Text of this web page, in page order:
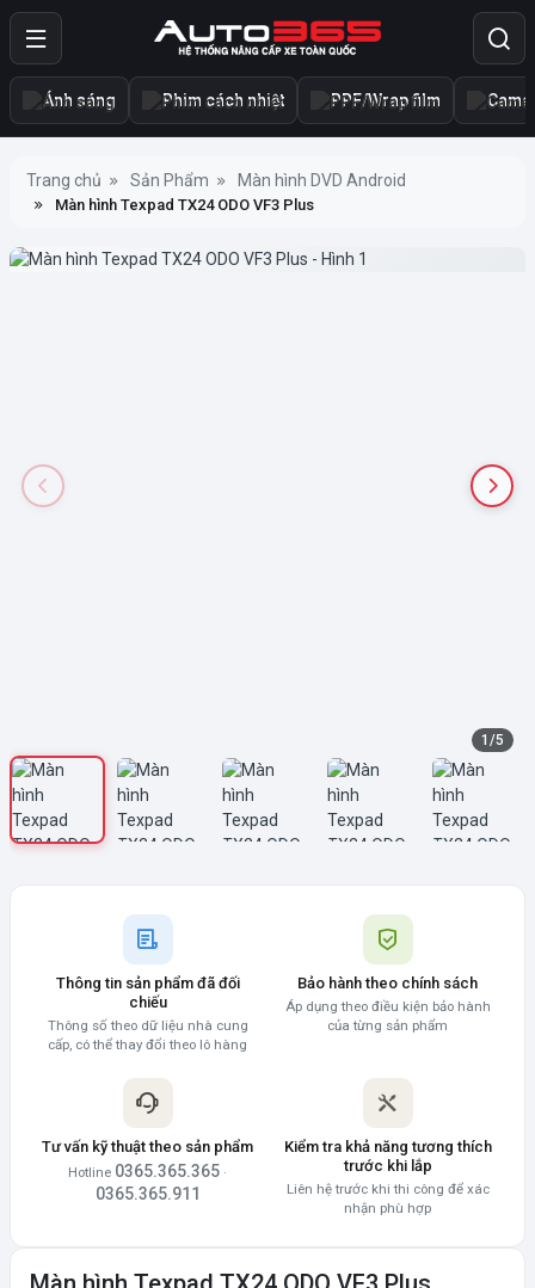
Ánh sáng Phim cách nhiệt PPF/Wrap film
Trang chủ Sản Phẩm Màn hình DVD Android
Màn hình Texpad TX24 ODO VF3 Plus
1 /5
Thông tin sản phẩm đã đối
chiếu
Thông số theo dữ liệu nhà cung
cấp, có thể thay đổi theo lô hàng
Bảo hành theo chính sách
Áp dụng theo điều kiện bảo hành
của từng sản phẩm
Tư vấn kỹ thuật theo sản phẩm
Hotline 0365.365.365 ·
0365.365.911
Kiểm tra khả năng tương thích
trước khi lắp
Liên hệ trước khi thi công để xác
nhận phù hợp